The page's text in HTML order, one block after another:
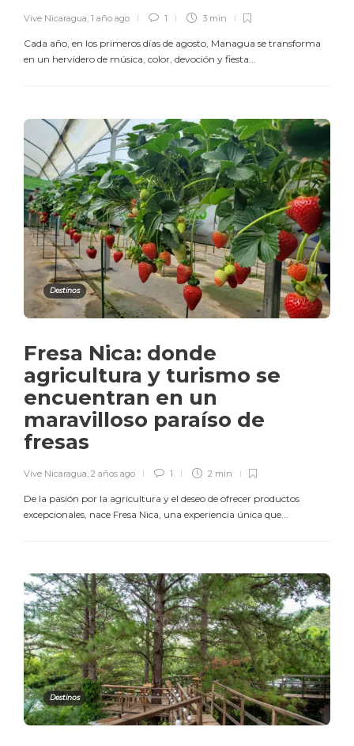
Vive Nicaragua, 1 año ago 1 3 min
Cada año, en los primeros días de agosto, Managua se transforma
en un hervidero de música, color, devoción y fiesta...
Destinos
Fresa Nica: donde
agricultura y turismo se
encuentran en un
maravilloso paraíso de
fresas
Vive Nicaragua, 2 años ago 1 2 min
De la pasión por la agricultura y el deseo de ofrecer productos
excepcionales, nace Fresa Nica, una experiencia única que...
Destinos